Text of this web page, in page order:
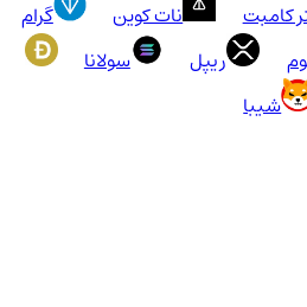
نات کوین
گرام
ریپل
سولانا
شیبا